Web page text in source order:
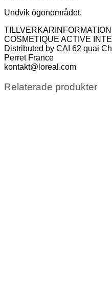
Undvik ögonområdet.
COSMETIQUE ACTIVE
Distributed by CAI 62 quai
Perret France​
kontakt@loreal.com
Relaterade produkter